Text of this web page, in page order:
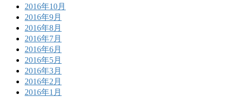
2016年10月
2016年9月
2016年8月
2016年7月
2016年6月
2016年5月
2016年3月
2016年2月
2016年1月